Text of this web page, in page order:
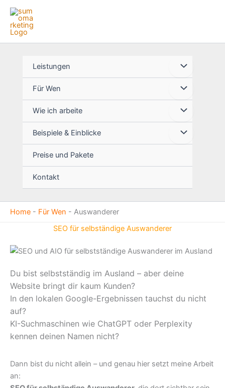
Zum
Inhalt
springen
Leistungen
Für Wen
Wie ich arbeite
Beispiele & Einblicke
Preise und Pakete
Kontakt
Home - Für Wen - Auswanderer
SEO für selbständige Auswanderer
Du bist selbstständig im Ausland – aber deine
Website bringt dir kaum Kunden?
In den lokalen Google-Ergebnissen tauchst du nicht
auf?
KI-Suchmaschinen wie ChatGPT oder Perplexity
kennen deinen Namen nicht?
Dann bist du nicht allein – und genau hier setzt meine Arbeit
an: